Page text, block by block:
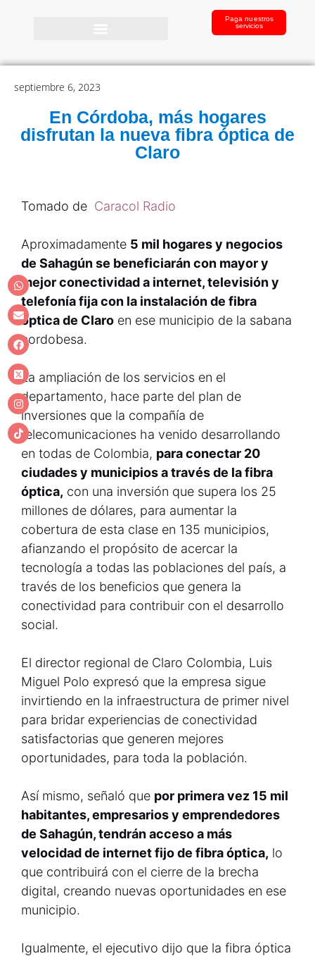
Paga nuestros
servicios
septiembre 6, 2023
En Córdoba, más hogares
disfrutan la nueva fibra óptica de
Claro
Tomado de Caracol Radio
Aproximadamente 5 mil hogares y negocios
de Sahagún se beneficiarán con mayor y
mejor conectividad a internet, televisión y
telefonía fija con la instalación de fibra
óptica de Claro en ese municipio de la sabana
cordobesa.
La ampliación de los servicios en el
departamento, hace parte del plan de
inversiones que la compañía de
telecomunicaciones ha venido desarrollando
en todas de Colombia, para conectar 20
ciudades y municipios a través de la fibra
óptica, con una inversión que supera los 25
millones de dólares, para aumentar la
cobertura de esta clase en 135 municipios,
afianzando el propósito de acercar la
tecnología a todas las poblaciones del país, a
través de los beneficios que genera la
conectividad para contribuir con el desarrollo
social.
El director regional de Claro Colombia, Luis
Miguel Polo expresó que la empresa sigue
invirtiendo en la infraestructura de primer nivel
para bridar experiencias de conectividad
satisfactorias que generen mejores
oportunidades, para toda la población.
Así mismo, señaló que por primera vez 15 mil
habitantes, empresarios y emprendedores
de Sahagún, tendrán acceso a más
velocidad de internet fijo de fibra óptica, lo
que contribuirá con el cierre de la brecha
digital, creando nuevas oportunidades en ese
municipio.
Igualmente, el ejecutivo dijo que la fibra óptica